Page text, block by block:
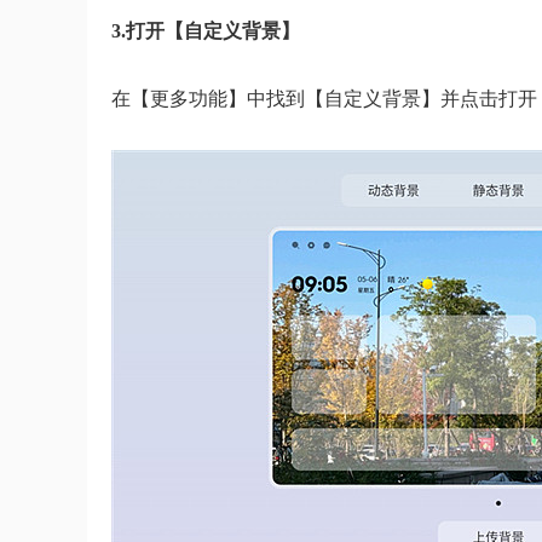
3.打开【自定义背景】
在【更多功能】中找到【自定义背景】并点击打开